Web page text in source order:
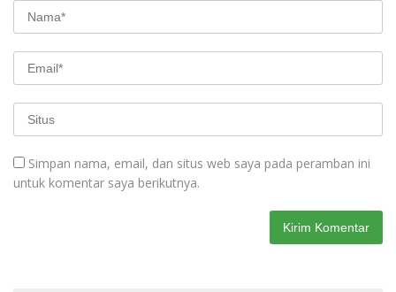
Simpan nama, email, dan situs web saya pada peramban ini
untuk komentar saya berikutnya.